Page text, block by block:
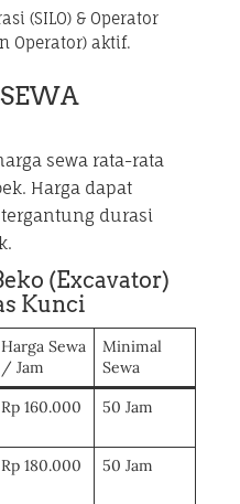
(SILO) & Operator
Operator) aktif.
sewa rata-rata
Harga dapat
durasi
(Excavator)
Kunci
Harga Sewa
/ Jam
Minimal
Sewa
Rp 160.000 50 Jam
Rp 180.000 50 Jam